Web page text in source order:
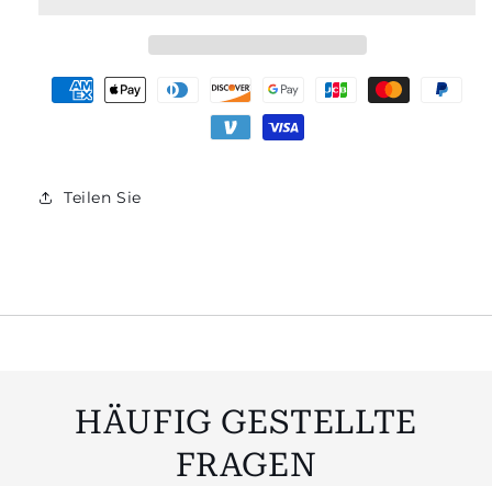
Zahlungsmöglichkeiten
Teilen Sie
HÄUFIG GESTELLTE
FRAGEN